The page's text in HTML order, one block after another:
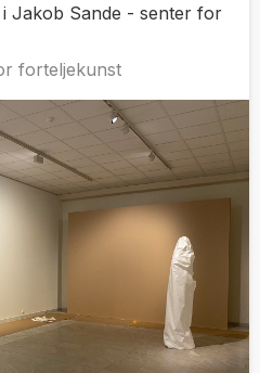
i Jakob Sande - senter for
forteljekunst